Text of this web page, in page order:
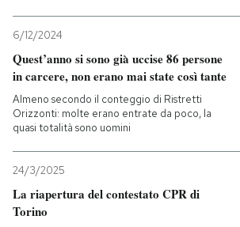
6/12/2024
Quest’anno si sono già uccise 86 persone
in carcere, non erano mai state così tante
Almeno secondo il conteggio di Ristretti
Orizzonti: molte erano entrate da poco, la
quasi totalità sono uomini
24/3/2025
La riapertura del contestato CPR di
Torino